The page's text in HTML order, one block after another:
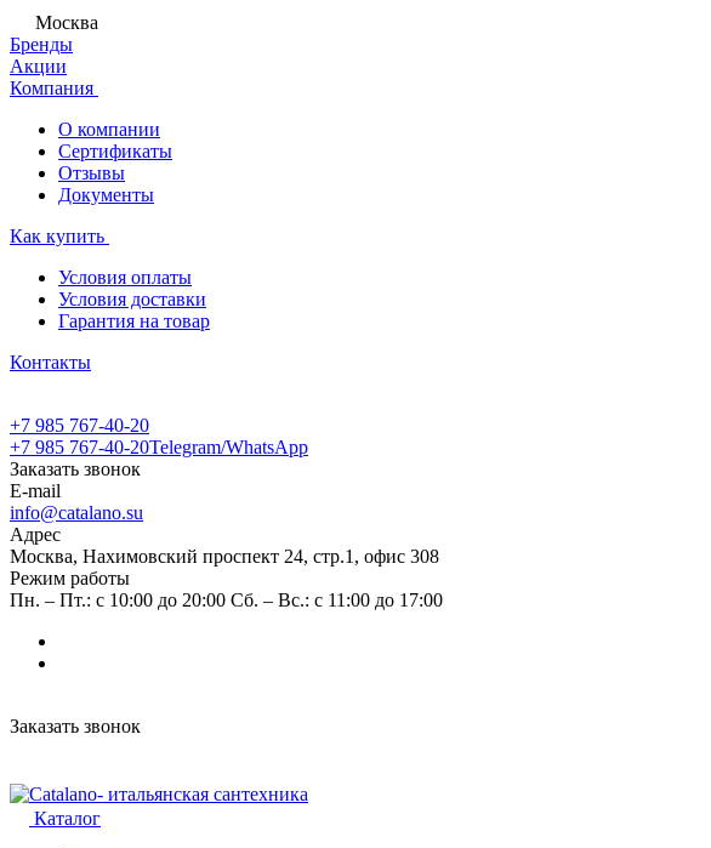
Москва
Бренды
Акции
Компания
О компании
Сертификаты
Отзывы
Документы
Как купить
Условия оплаты
Условия доставки
Гарантия на товар
Контакты
+7 985 767-40-20
+7 985 767-40-20Telegram/WhatsApp
Заказать звонок
E-mail
info@catalano.su
Адрес
Москва, Нахимовский проспект 24, стр.1, офис 308
Режим работы
Пн. – Пт.: с 10:00 до 20:00 Сб. – Вс.: с 11:00 до 17:00
Заказать звонок
Каталог